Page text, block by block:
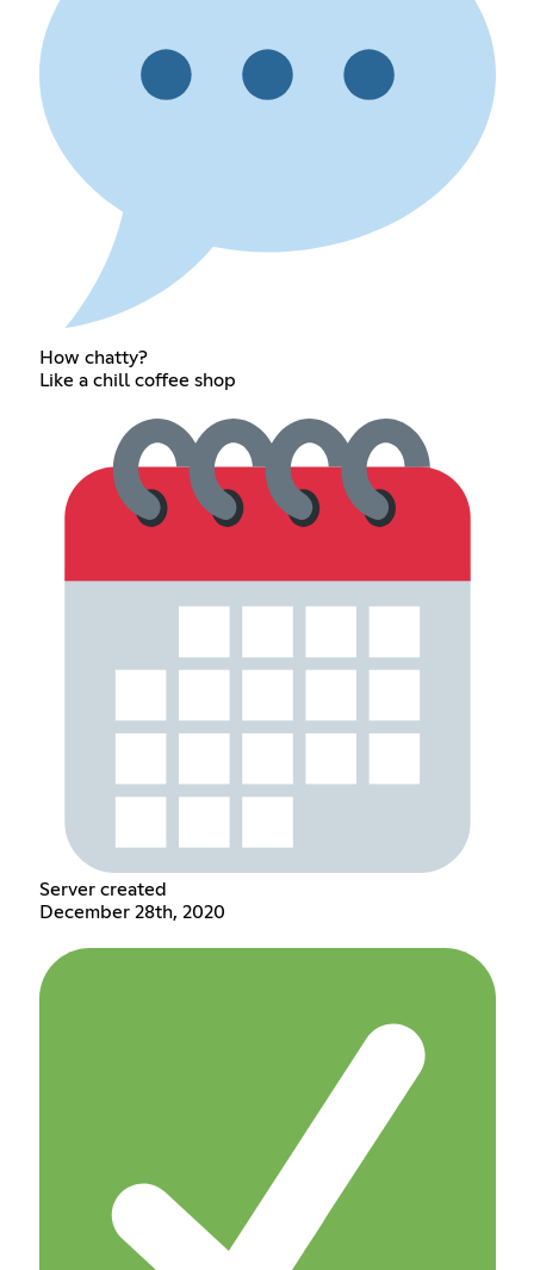
How chatty?
Like a chill coffee shop
Server created
December 28th, 2020